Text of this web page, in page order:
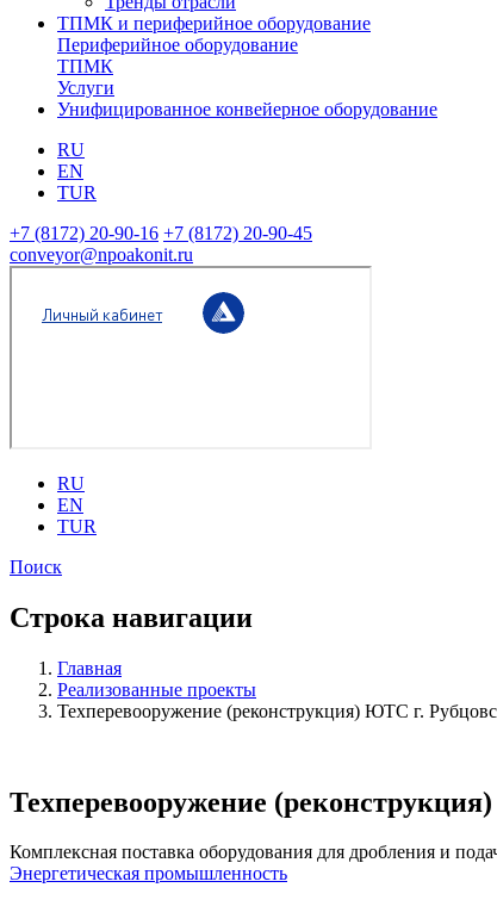
ТПМК и периферийное оборудование
Периферийное оборудование
ТПМК
Услуги
Унифицированное конвейерное оборудование
RU
EN
TUR
+7 (8172) 20-90-16 +7 (8172) 20-90-45
conveyor@npoakonit.ru
RU
EN
TUR
Поиск
Строка навигации
Главная
Реализованные проекты
Техперевооружение (реконструкция) ЮТС г.
Техперевооружение
Комплексная поставка оборудования для дробления и
Энергетическая промышленность